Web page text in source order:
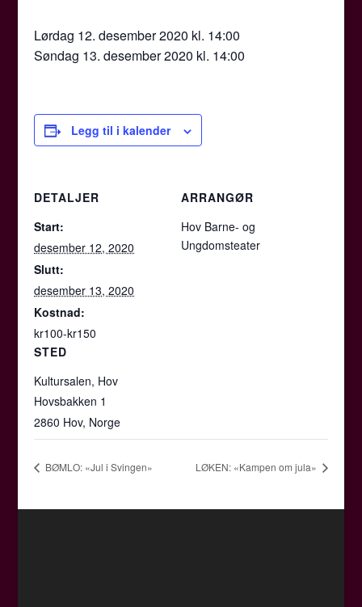
Lørdag 12. desember 2020 kl. 14:00
Søndag 13. desember 2020 kl. 14:00
Legg til i kalender
DETALJER
Start:
desember 12, 2020
Slutt:
desember 13, 2020
Kostnad:
kr100-kr150
STED
Kultursalen, Hov
Hovsbakken 1
2860 Hov, Norge
ARRANGØR
Hov Barne- og
Ungdomsteater
BØMLO: «Jul i Svingen» LØKEN: «Kampen om jula»